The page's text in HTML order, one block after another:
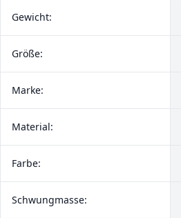
Gewicht:
Größe:
Marke:
Material:
Farbe:
Schwungmasse: